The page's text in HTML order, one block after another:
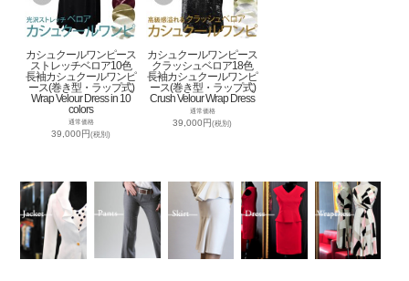
カシュクールワンピース
ストレッチベロア10色
長袖カシュクールワンピ
ース(巻き型・ラップ式)
Wrap Velour Dress in 10
colors
通常価格
39,000円(税別)
カシュクールワンピース
クラッシュベロア18色
長袖カシュクールワンピ
ース(巻き型・ラップ式)
Crush Velour Wrap Dress
通常価格
39,000円(税別)